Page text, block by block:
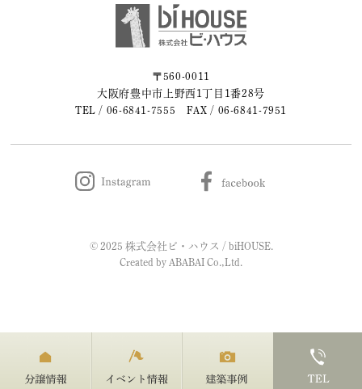
2023年04月 (2)
2023年03月 (3)
2023年02月 (2)
2022年09月 (2)
〒560-0011
大阪府豊中市上野西1丁目1番28号
TEL / 06-6841-7555 FAX / 06-6841-7951
© 2025 株式会社ビ・ハウス / biHOUSE.
Created by ABABAI Co.,Ltd.